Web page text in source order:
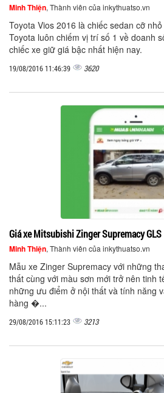
Minh Thiện, Thành viên của inkythuatso.vn
Toyota Vios 2016 là chiếc sedan cỡ
Toyota luôn chiếm vị trí số 1 về doanh
chiếc xe giữ giá bậc nhất hiện nay.
19/08/2016 11:46:39 3620
Giá xe Mitsubishi Zinger Supremacy GLS
Minh Thiện, Thành viên của inkythuatso.vn
Mẫu xe Zinger Supremacy với những
thất cùng với màu sơn mới trở nên tinh
những ưu điểm ở nội thất và tính năng
hàng �...
29/08/2016 15:11:23 3213